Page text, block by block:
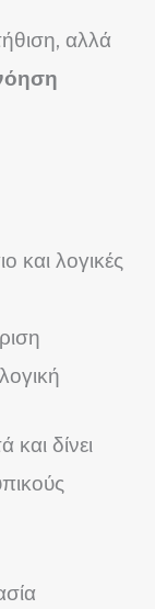
αλλά
και λογικές
δίνει